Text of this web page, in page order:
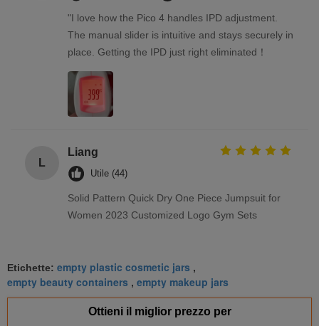
"I love how the Pico 4 handles IPD adjustment.
The manual slider is intuitive and stays securely in
place. Getting the IPD just right eliminated！
L
Liang
Utile (44)
Solid Pattern Quick Dry One Piece Jumpsuit for
Women 2023 Customized Logo Gym Sets
Etichette: empty plastic cosmetic jars ,
empty beauty containers , empty makeup jars
Ottieni il miglior prezzo per